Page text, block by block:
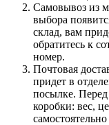
Самовывоз из
выбора
склад, вам
обратитесь к
номер.
Почтовая
придет в
посылке.
коробки: вес,